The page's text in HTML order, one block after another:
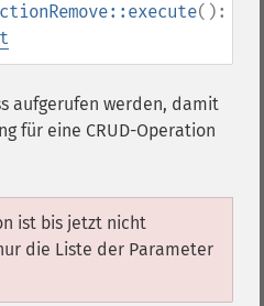
():
aufgerufen werden, damit
für eine CRUD-Operation
ist bis jetzt nicht
die Liste der Parameter